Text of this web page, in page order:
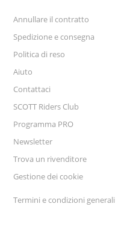
Annullare il contratto
Spedizione e consegna
Politica di reso
Aiuto
Contattaci
SCOTT Riders Club
Programma PRO
Newsletter
Trova un rivenditore
Gestione dei cookie
Termini e condizioni generali